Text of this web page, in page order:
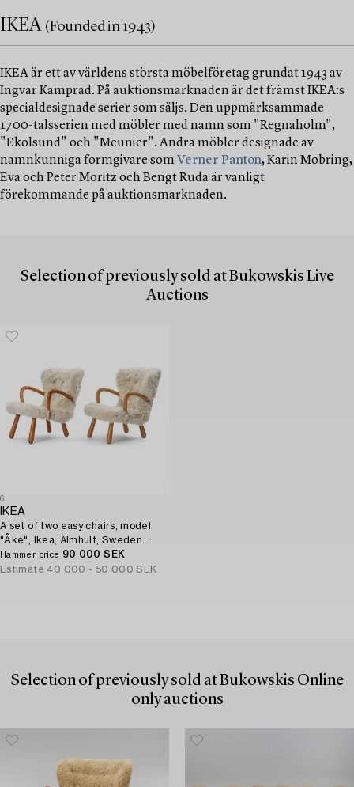
IKEA (Founded in 1943)
IKEA är ett av världens största möbelföretag grundat 1943 av
Ingvar Kamprad. På auktionsmarknaden är det främst IKEA:s
specialdesignade serier som säljs. Den uppmärksammade
1700-talsserien med möbler med namn som "Regnaholm",
"Ekolsund" och "Meunier". Andra möbler designade av
namnkunniga formgivare som Verner Panton, Karin Mobring,
Eva och Peter Moritz och Bengt Ruda är vanligt
förekommande på auktionsmarknaden.
Selection of previously sold at Bukowskis Live
Auctions
6
IKEA
A set of two easy chairs, model
"Åke", Ikea, Älmhult, Sweden
1950s.
Hammer price 90 000 SEK
Estimate 40 000 - 50 000 SEK
Selection of previously sold at Bukowskis Online
only auctions